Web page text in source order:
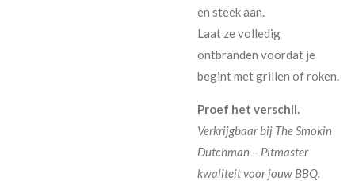
en steek aan.
Laat ze volledig
ontbranden voordat je
begint met grillen of roken.
Proef het verschil.
Verkrijgbaar bij The Smokin
Dutchman – Pitmaster
kwaliteit voor jouw BBQ.